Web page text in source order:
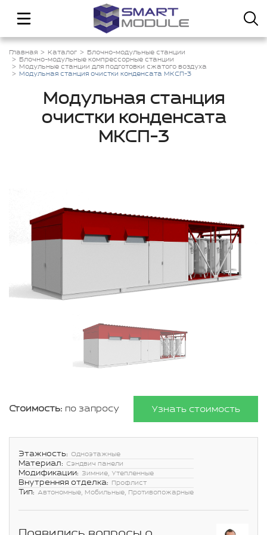
Главная Каталог
Блочно-модульные станции
Блочно-модульные компрессорные станции
Модульные станции для подготовки сжатого воздуха
Модульная станция очистки конденсата МКСП-3
Модульная станция
очистки конденсата
МКСП-3
Стоимость: по запросу Узнать стоимость
Этажность: Одноэтажные
Материал: Сэндвич панели
Модификации: Зимние, Утепленные
Внутренняя отделка: Профлист
Тип: Автономные, Мобильные, Противопожарные